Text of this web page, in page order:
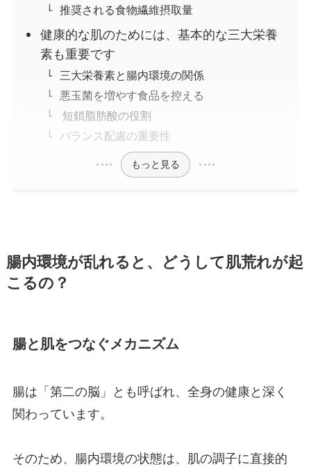
推奨される食物繊維摂取量
健康的な肌のためには、基本的な三大栄養
素も重要です
三大栄養素と腸内環境の関係
悪玉菌を増やす食品を控える
短鎖脂肪酸の役割
バランス配慮の重要性
もっと見る
腸内環境が乱れると、どうして肌荒れが起
こるの？
腸と肌をつなぐメカニズム
腸は「第二の脳」とも呼ばれ、全身の健康と深く
関わっています。
そのため、腸内環境の状態は、肌の調子に直接的